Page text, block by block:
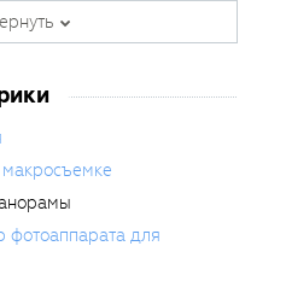
International
Journalists,
и Союза фотохудожников
для